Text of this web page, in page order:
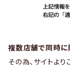
複数店舗で同時に
その為、サイトよ